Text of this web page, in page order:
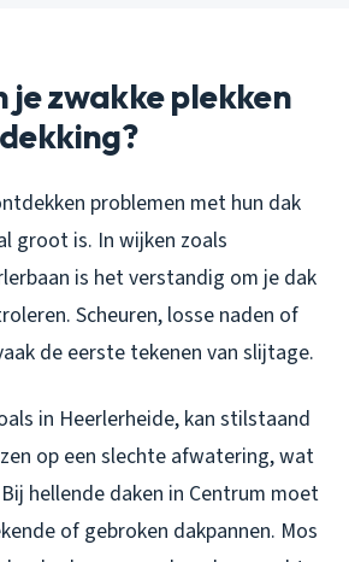
je zwakke plekken
problemen met hun dak
groot is. In wijken zoals
is het verstandig om je dak
Scheuren, losse naden of
de eerste tekenen van slijtage.
in Heerlerheide, kan stilstaand
op een slechte afwatering, wat
hellende daken in Centrum moet
of gebroken dakpannen. Mos